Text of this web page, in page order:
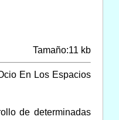
Tamaño:11 kb
En Los Espacios
de determinadas